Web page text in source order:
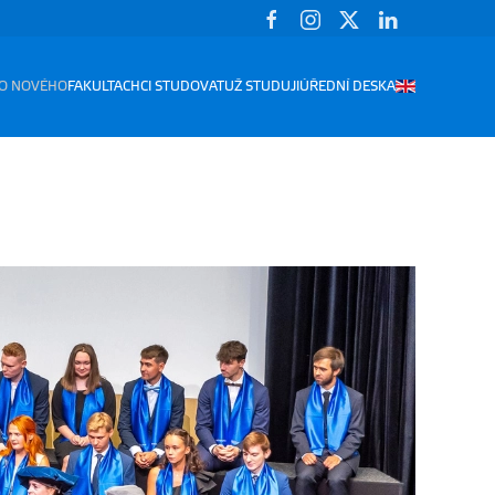
NOVÉHOFAKULTACHCI STUDOVATUŽ STUDUJI ÚŘEDNÍ DESKA